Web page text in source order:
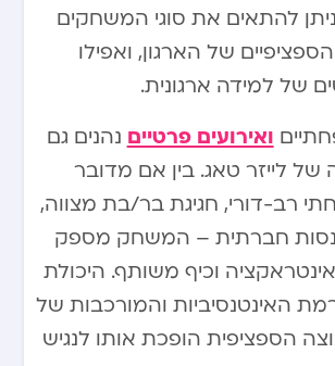
ניתן להתאים את סוגי המשחקים
של הארגון, ואפילו
של למידה ארגונית.
ואירועים פרטיים נהנים גם
לייזר טאג. בין אם מדובר
רב-דורי, חגיגת בר/בת מצווה,
חברתית – המשחק מספק
וכיף משותף. היכולת
האינטנסיביות והמורכבות של
הספציפית הופכת אותו לנגיש